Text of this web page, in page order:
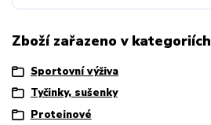
Zboží zařazeno v kategoriích
Sportovní výživa
Tyčinky, sušenky
Proteinové